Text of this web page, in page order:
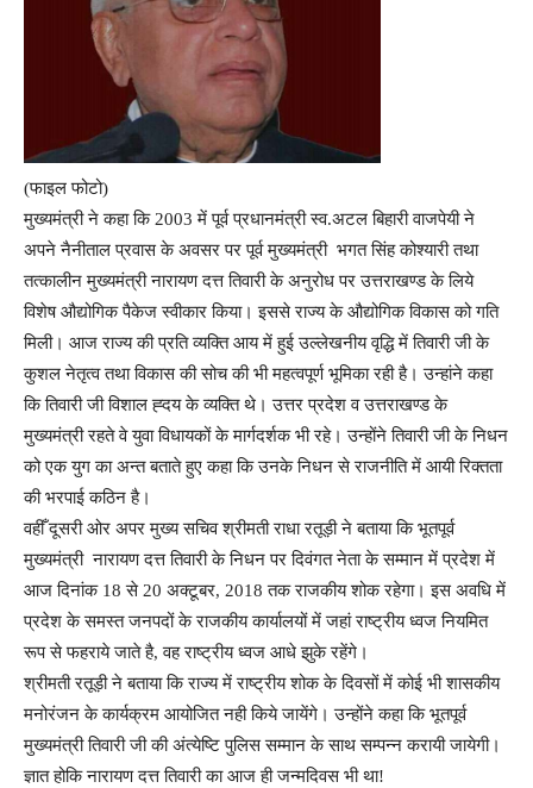
(फाइल फोटो)
मुख्यमंत्री ने कहा कि 2003 में पूर्व प्रधानमंत्री स्व.अटल बिहारी वाजपेयी ने
अपने नैनीताल प्रवास के अवसर पर पूर्व मुख्यमंत्री भगत सिंह कोश्यारी तथा
तत्कालीन मुख्यमंत्री नारायण दत्त तिवारी के अनुरोध पर उत्तराखण्ड के लिये
विशेष औद्योगिक पैकेज स्वीकार किया। इससे राज्य के औद्योगिक विकास को गति
मिली। आज राज्य की प्रति व्यक्ति आय में हुई उल्लेखनीय वृद्धि में तिवारी जी के
कुशल नेतृत्व तथा विकास की सोच की भी महत्वपूर्ण भूमिका रही है। उन्हांने कहा
कि तिवारी जी विशाल ह्दय के व्यक्ति थे। उत्तर प्रदेश व उत्तराखण्ड के
मुख्यमंत्री रहते वे युवा विधायकों के मार्गदर्शक भी रहे। उन्होंने तिवारी जी के निधन
को एक युग का अन्त बताते हुए कहा कि उनके निधन से राजनीति में आयी रिक्तता
की भरपाई कठिन है।
वहीँ दूसरी ओर अपर मुख्य सचिव श्रीमती राधा रतूड़ी ने बताया कि भूतपूर्व
मुख्यमंत्री नारायण दत्त तिवारी के निधन पर दिवंगत नेता के सम्मान में प्रदेश में
आज दिनांक 18 से 20 अक्टूबर, 2018 तक राजकीय शोक रहेगा। इस अवधि में
प्रदेश के समस्त जनपदों के राजकीय कार्यालयों में जहां राष्ट्रीय ध्वज नियमित
रूप से फहराये जाते है, वह राष्ट्रीय ध्वज आधे झुके रहेंगे।
श्रीमती रतूड़ी ने बताया कि राज्य में राष्ट्रीय शोक के दिवसों में कोई भी शासकीय
मनोरंजन के कार्यक्रम आयोजित नही किये जायेंगे। उन्होंने कहा कि भूतपूर्व
मुख्यमंत्री तिवारी जी की अंत्येष्टि पुलिस सम्मान के साथ सम्पन्न करायी जायेगी।
ज्ञात होकि नारायण दत्त तिवारी का आज ही जन्मदिवस भी था!